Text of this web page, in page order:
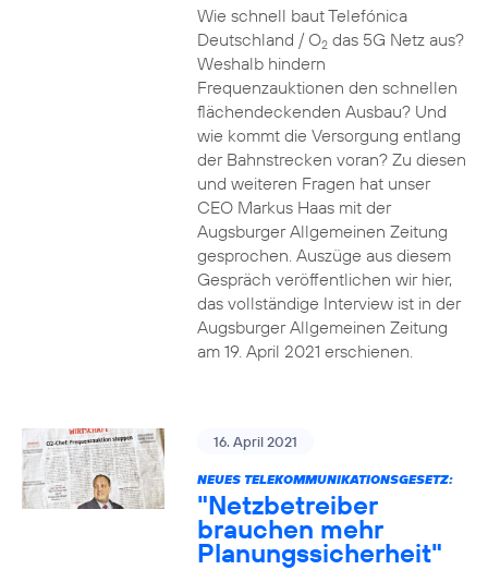
Wie schnell baut Telefónica
Deutschland / O2das 5G Netz aus?
Weshalb hindern
Frequenzauktionen den schnellen
flächendeckenden Ausbau? Und
wie kommt die Versorgung entlang
der Bahnstrecken voran? Zu diesen
und weiteren Fragen hat unser
CEO Markus Haas mit der
Augsburger Allgemeinen Zeitung
gesprochen. Auszüge aus diesem
Gespräch veröffentlichen wir hier,
das vollständige Interview ist in der
Augsburger Allgemeinen Zeitung
am 19. April 2021 erschienen.
16. April 2021
NEUES TELEKOMMUNIKATIONSGESETZ:
"Netzbetreiber
brauchen mehr
Planungssicherheit"